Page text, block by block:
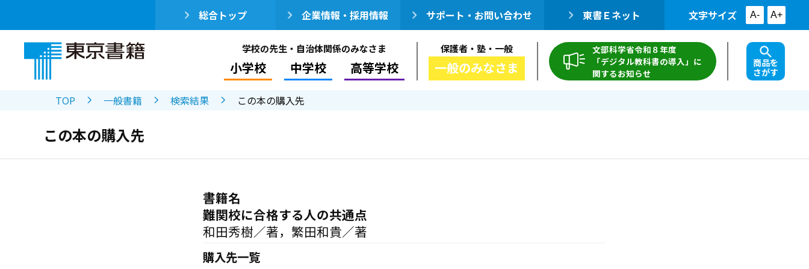
総合トップ 企業情報・採用情報 サポート・お問い合わせ 東書Ｅネット 文字サイズ A- A+
学校の先生・自治体関係のみなさま
小学校 中学校 高等学校
保護者・塾・一般
一般のみなさま
文部科学省令和８年度
「デジタル教科書の導入」に
関するお知らせ
商品を
さがす
TOP 一般書籍 検索結果 この本の購入先
この本の購入先
書籍名
難関校に合格する人の共通点
和田秀樹／著，繁田和貴／著
購入先一覧